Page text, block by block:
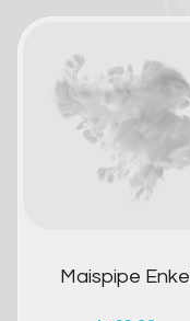
Maispipe Enkel
Kontakt oss